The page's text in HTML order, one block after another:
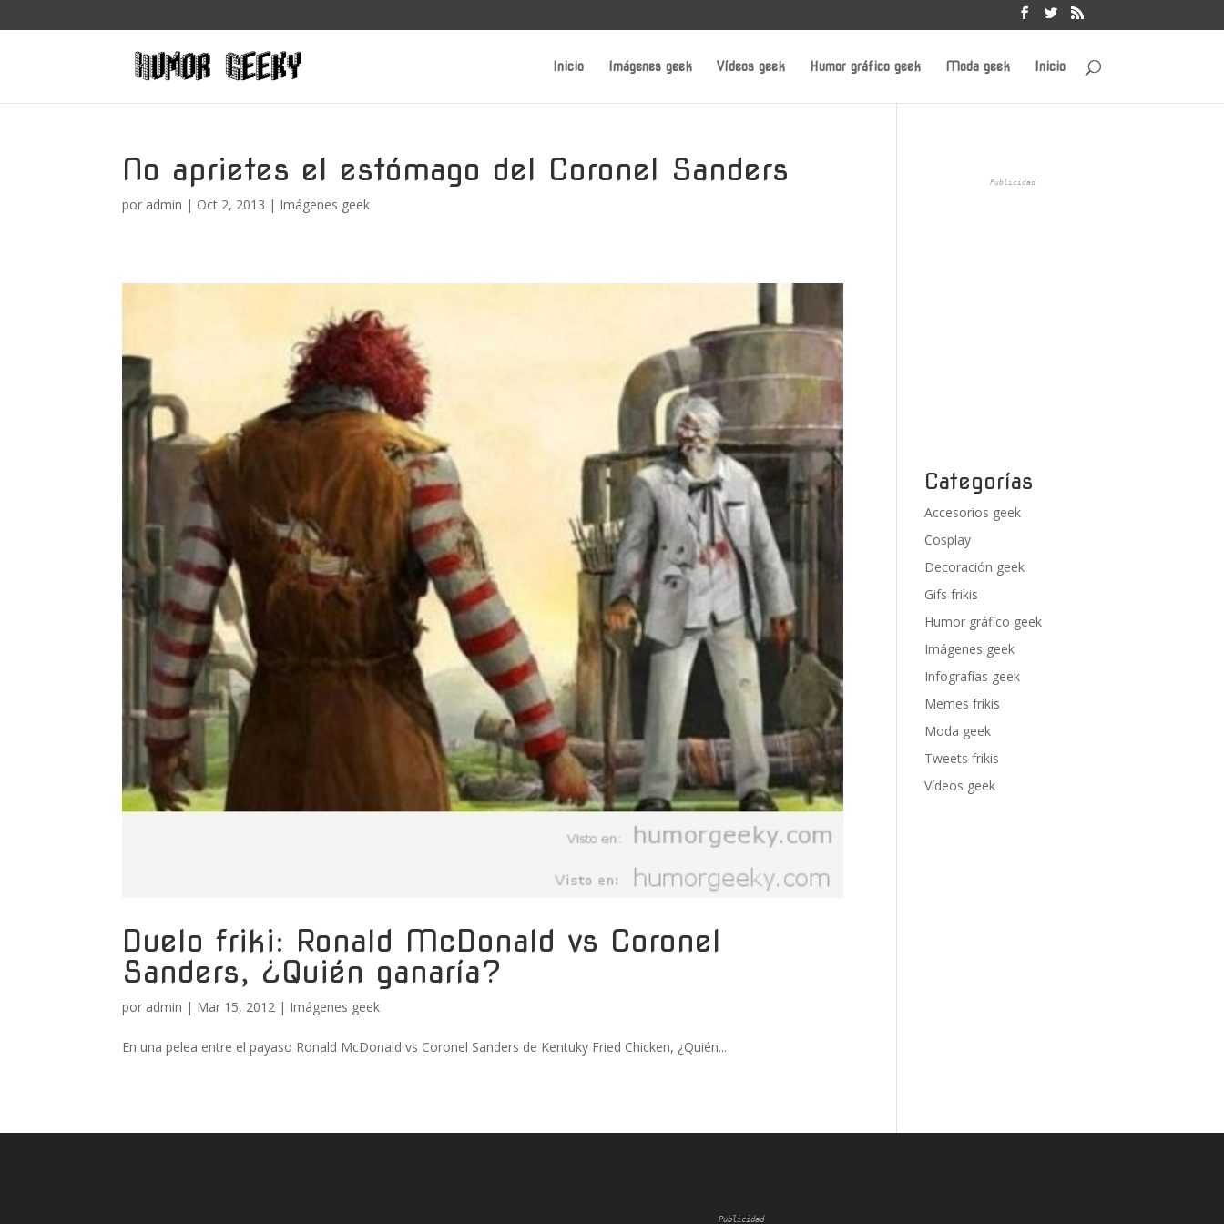
Inicio Imágenes geek Vídeos geek Humor gráfico geek Moda geek Inicio
No aprietes el estómago del Coronel Sanders
por admin | Oct 2, 2013 | Imágenes geek
Duelo friki: Ronald McDonald vs Coronel
Sanders, ¿Quién ganaría?
por admin | Mar 15, 2012 | Imágenes geek
En una pelea entre el payaso Ronald McDonald vs Coronel Sanders de Kentuky Fried Chicken, ¿Quién...
Publicidad
Categorías
Accesorios geek
Cosplay
Decoración geek
Gifs frikis
Humor gráfico geek
Imágenes geek
Infografías geek
Memes frikis
Moda geek
Tweets frikis
Vídeos geek
Publicidad